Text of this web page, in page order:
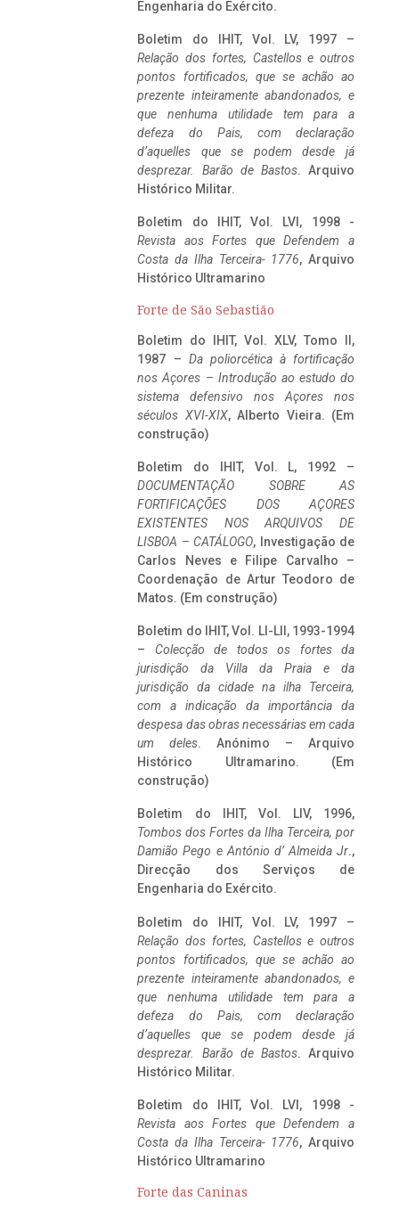
Engenharia do Exército.
Boletim do IHIT, Vol. LV, 1997 –
Relação dos fortes, Castellos e outros
pontos fortificados, que se achão ao
prezente inteiramente abandonados, e
que nenhuma utilidade tem para a
defeza do Pais, com declaração
d’aquelles que se podem desde já
desprezar. Barão de Bastos. Arquivo
Histórico Militar.
Boletim do IHIT, Vol. LVI, 1998 -
Revista aos Fortes que Defendem a
Costa da Ilha Terceira- 1776, Arquivo
Histórico Ultramarino
Forte de São Sebastião
Boletim do IHIT, Vol. XLV, Tomo II,
1987 – Da poliorcética à fortificação
nos Açores – Introdução ao estudo do
sistema defensivo nos Açores nos
séculos XVI-XIX, Alberto Vieira. (Em
construção)
Boletim do IHIT, Vol. L, 1992 –
DOCUMENTAÇÃO SOBRE AS
FORTIFICAÇÕES DOS AÇORES
EXISTENTES NOS ARQUIVOS DE
LISBOA – CATÁLOGO, Investigação de
Carlos Neves e Filipe Carvalho –
Coordenação de Artur Teodoro de
Matos. (Em construção)
Boletim do IHIT, Vol. LI-LII, 1993-1994
– Colecção de todos os fortes da
jurisdição da Villa da Praia e da
jurisdição da cidade na ilha Terceira,
com a indicação da importância da
despesa das obras necessárias em cada
um deles. Anónimo – Arquivo
Histórico Ultramarino. (Em
construção)
Boletim do IHIT, Vol. LIV, 1996,
Tombos dos Fortes da Ilha Terceira, por
Damião Pego e António d’ Almeida Jr.,
Direcção dos Serviços de
Engenharia do Exército.
Boletim do IHIT, Vol. LV, 1997 –
Relação dos fortes, Castellos e outros
pontos fortificados, que se achão ao
prezente inteiramente abandonados, e
que nenhuma utilidade tem para a
defeza do Pais, com declaração
d’aquelles que se podem desde já
desprezar. Barão de Bastos. Arquivo
Histórico Militar.
Boletim do IHIT, Vol. LVI, 1998 -
Revista aos Fortes que Defendem a
Costa da Ilha Terceira- 1776, Arquivo
Histórico Ultramarino
Forte das Caninas